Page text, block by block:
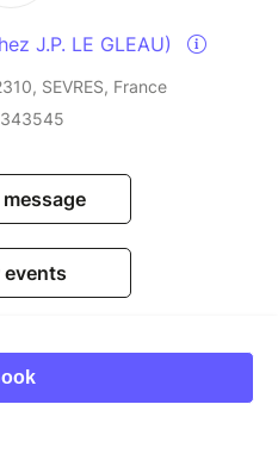
J.P. LE GLEAU)
SEVRES, France
events